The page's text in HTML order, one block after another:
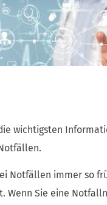
wichtigsten
Notfällen immer so
Wenn Sie eine